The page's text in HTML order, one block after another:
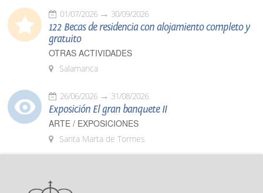
01/07/2026 30/09/2026
122 Becas de residencia con alojamiento completo y
gratuito
OTRAS ACTIVIDADES
Salamanca
26/06/2026 31/08/2026
Exposición El gran banquete II
ARTE / EXPOSICIONES
Santa Marta de Tormes